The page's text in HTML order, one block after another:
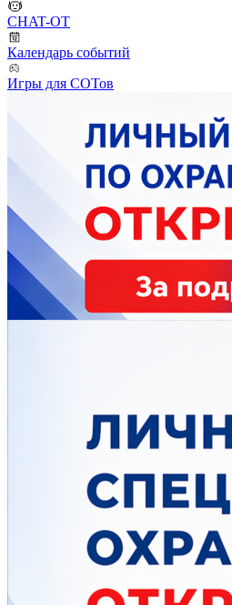
CHAT-OT
Календарь событий
Игры для СОТов